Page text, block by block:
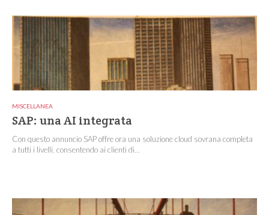
MISCELLANEA
SAP: una AI integrata
Con questo annuncio SAP offre ora una soluzione cloud sovrana completa
a tutti i livelli, consentendo ai clienti di...